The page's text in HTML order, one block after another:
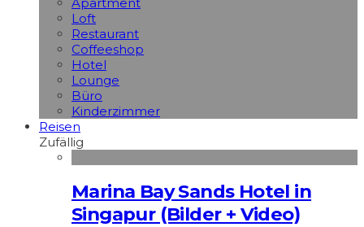
Loft
Restaurant
Coffeeshop
Hotel
Lounge
Büro
Kinderzimmer
Reisen
Zufällig
Marina Bay Sands Hotel in
Singapur (Bilder + Video)